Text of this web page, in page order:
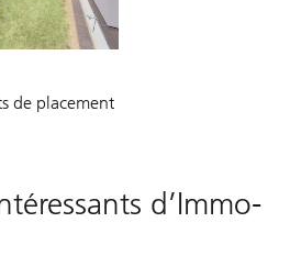
de placement
d’Immo-